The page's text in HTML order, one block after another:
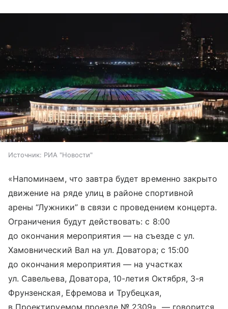
Источник: РИА "Новости"
«Напоминаем, что завтра будет временно закрыто
движение на ряде улиц в районе спортивной
арены “Лужники” в связи с проведением концерта.
Ограничения будут действовать: с 8:00
до окончания мероприятия — на съезде с ул.
Хамовнический Вал на ул. Доватора; с 15:00
до окончания мероприятия — на участках
ул. Савельева, Доватора, 10-летия Октября, 3-я
Фрунзенская, Ефремова и Трубецкая,